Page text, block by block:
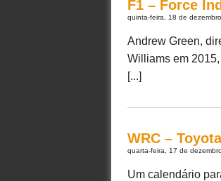
F1 – Force
quinta-feira, 18 de
Andrew Green,
Williams em
[...]
WRC –
quarta-feira, 17 de
Um calendário